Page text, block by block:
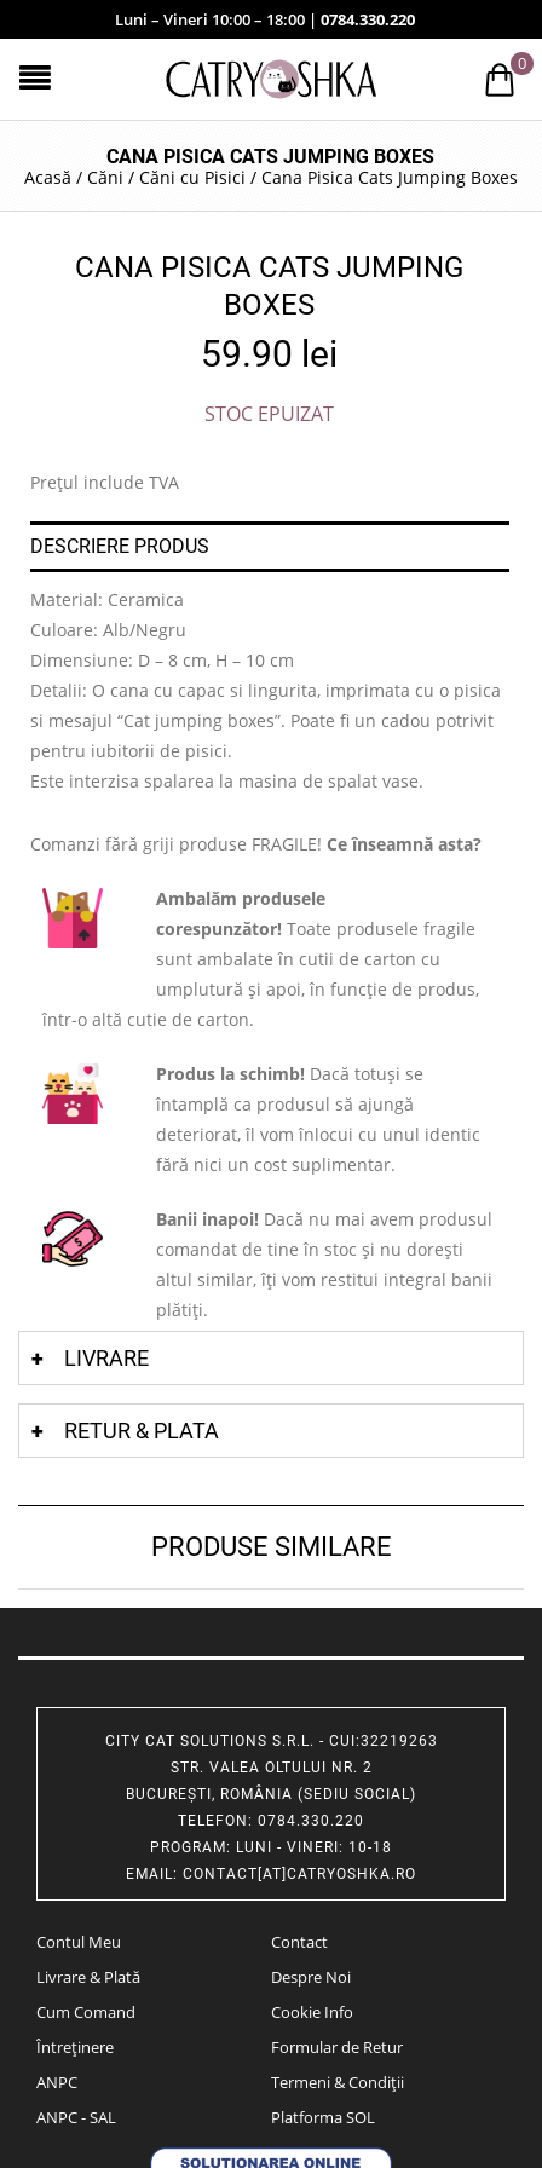
Luni – Vineri 10:00 – 18:00 | 0784.330.220
0
CANA PISICA CATS JUMPING BOXES
Acasă / Căni / Căni cu Pisici / Cana Pisica Cats Jumping Boxes
CANA PISICA CATS JUMPING
BOXES
59.90 lei
STOC EPUIZAT
Prețul include TVA
DESCRIERE PRODUS
Material: Ceramica
Culoare: Alb/Negru
Dimensiune: D – 8 cm, H – 10 cm
Detalii: O cana cu capac si lingurita, imprimata cu o pisica
si mesajul “Cat jumping boxes”. Poate fi un cadou potrivit
pentru iubitorii de pisici.
Este interzisa spalarea la masina de spalat vase.
Comanzi fără griji produse FRAGILE! Ce înseamnă asta?
Ambalăm produsele
corespunzător! Toate produsele fragile
sunt ambalate în cutii de carton cu
umplutură și apoi, în funcție de produs,
într-o altă cutie de carton.
Produs la schimb! Dacă totuși se
întamplă ca produsul să ajungă
deteriorat, îl vom înlocui cu unul identic
fără nici un cost suplimentar.
Banii inapoi! Dacă nu mai avem produsul
comandat de tine în stoc și nu dorești
altul similar, îți vom restitui integral banii
plătiți.
LIVRARE
RETUR & PLATA
PRODUSE SIMILARE
CITY CAT SOLUTIONS S.R.L. - CUI:32219263
STR. VALEA OLTULUI NR. 2
BUCUREȘTI, ROMÂNIA (SEDIU SOCIAL)
TELEFON : 0784.330.220
PROGRAM: LUNI - VINERI: 10-18
EMAIL: CONTACT[AT]CATRYOSHKA.RO
Contul Meu
Livrare & Plată
Cum Comand
Întreținere
ANPC
ANPC - SAL
Contact
Despre Noi
Cookie Info
Formular de Retur
Termeni & Condiții
Platforma SOL